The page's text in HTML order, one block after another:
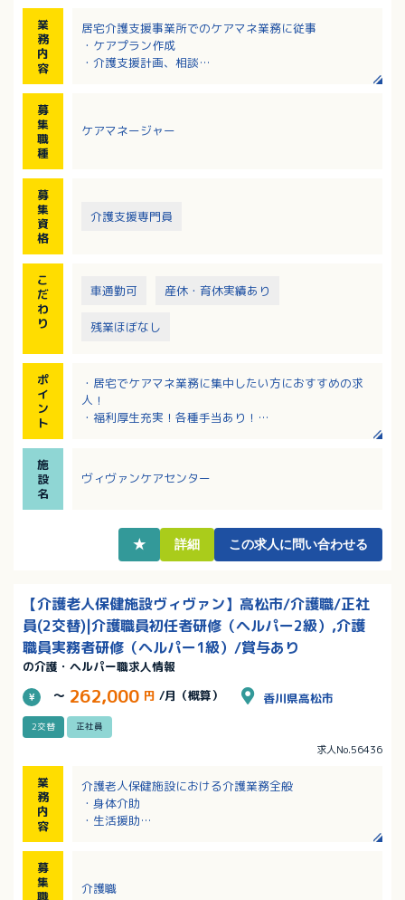
業
務
内
容
居宅介護支援事業所でのケアマネ業務に従事
・ケアプラン作成
・介護支援計画、相談
募
集
職
種
ケアマネージャー
募
集
資
格
介護支援専門員
こ
だ
わ
り
車通勤可 産休・育休実績あり
残業ほぼなし
ポ
イ
ン
ト
・居宅でケアマネ業務に集中したい方におすすめの求
人！
・福利厚生充実！各種手当あり！
・残業ほぼなし！プライベートとの両立も図りやす
い！
施
設
名
ヴィヴァンケアセンター
★ 詳細 この求人に問い合わせる
【介護老人保健施設ヴィヴァン】高松市/介護職/正社
員(2交替)|介護職員初任者研修（ヘルパー2級）,介護
職員実務者研修（ヘルパー1級）/賞与あり
の介護・ヘルパー職求人情報
～ 262,000 円 /月（概算） 香川県高松市
2交替 正社員
求人No.56436
業
務
内
容
介護老人保健施設における介護業務全般
・身体介助
・生活援助
※送迎：なし
募
集
職
介護職